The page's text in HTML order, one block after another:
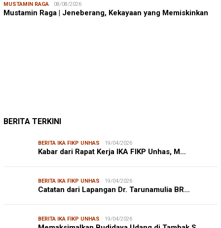
MUSTAMIN RAGA 08/08/2026
Mustamin Raga | Jeneberang, Kekayaan yang Memiskinkan
BERITA TERKINI
BERITA IKA FIKP UNHAS 19/04/2026
Kabar dari Rapat Kerja IKA FIKP Unhas, M…
BERITA IKA FIKP UNHAS 19/04/2026
Catatan dari Lapangan Dr. Tarunamulia BR…
BERITA IKA FIKP UNHAS 19/04/2026